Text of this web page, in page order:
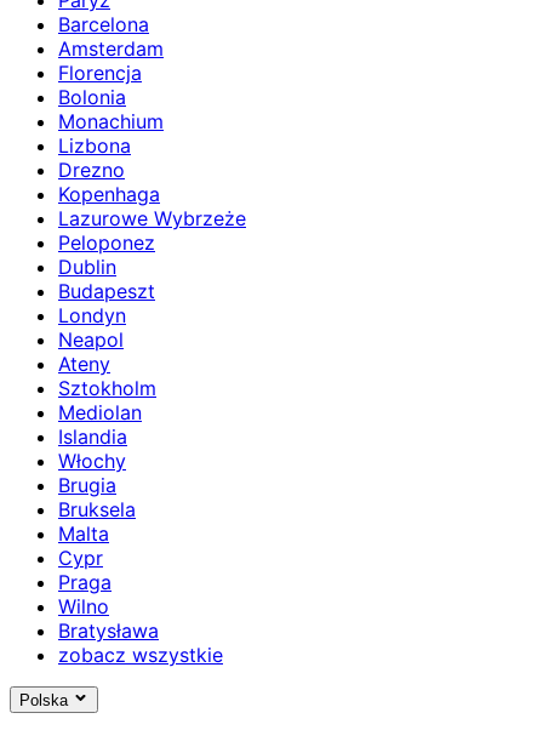
Barcelona
Amsterdam
Florencja
Bolonia
Monachium
Lizbona
Drezno
Kopenhaga
Lazurowe Wybrzeże
Peloponez
Dublin
Budapeszt
Londyn
Neapol
Ateny
Sztokholm
Mediolan
Islandia
Włochy
Brugia
Bruksela
Malta
Cypr
Praga
Wilno
Bratysława
zobacz wszystkie
Polska